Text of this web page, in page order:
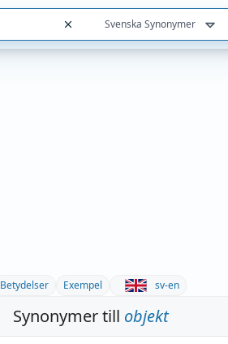
Svenska Synonymer
Betydelser Exempel sv-en
Synonymer till objekt